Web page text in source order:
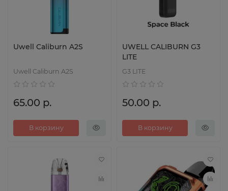
Uwell Caliburn A2S
Uwell Caliburn A2S
65.00 р.
В корзину
UWELL CALIBURN G3
LITE
G3 LITE
50.00 р.
В корзину